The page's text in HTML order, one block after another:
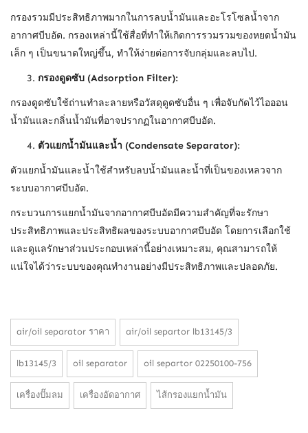
กรองรวมมีประสิทธิภาพมากในการลบน้ำมันและอะโรโซลน้ำจาก
อากาศบีบอัด. กรองเหล่านี้ใช้สื่อที่ทำให้เกิดการรวมรวมของหยดน้ำมัน
เล็ก ๆ เป็นขนาดใหญ่ขึ้น, ทำให้ง่ายต่อการจับกลุ่มและลบไป.
กรองดูดซับ (Adsorption Filter):
กรองดูดซับใช้ถ่านทำละลายหรือวัสดุดูดซับอื่น ๆ เพื่อจับกัดไว้ไอออน
น้ำมันและกลิ่นน้ำมันที่อาจปรากฏในอากาศบีบอัด.
ตัวแยกน้ำมันและน้ำ (Condensate Separator):
ตัวแยกน้ำมันและน้ำใช้สำหรับลบน้ำมันและน้ำที่เป็นของเหลวจาก
ระบบอากาศบีบอัด.
กระบวนการแยกน้ำมันจากอากาศบีบอัดมีความสำคัญที่จะรักษา
ประสิทธิภาพและประสิทธิผลของระบบอากาศบีบอัด โดยการเลือกใช้
และดูแลรักษาส่วนประกอบเหล่านี้อย่างเหมาะสม, คุณสามารถให้
แน่ใจได้ว่าระบบของคุณทำงานอย่างมีประสิทธิภาพและปลอดภัย.
air/oil separator ราคา air/oil separtor lb13145/3
lb13145/3 oil separator oil separtor 02250100-756
เครื่องปั๊มลม เครื่องอัดอากาศ ไส้กรองแยกน้ำมัน